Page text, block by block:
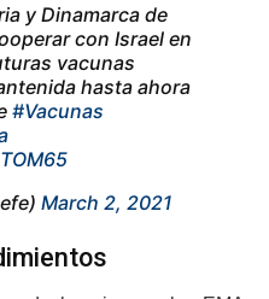
y Dinamarca de
con Israel en
vacunas
hasta ahora
#Vacunas
March 2, 2021